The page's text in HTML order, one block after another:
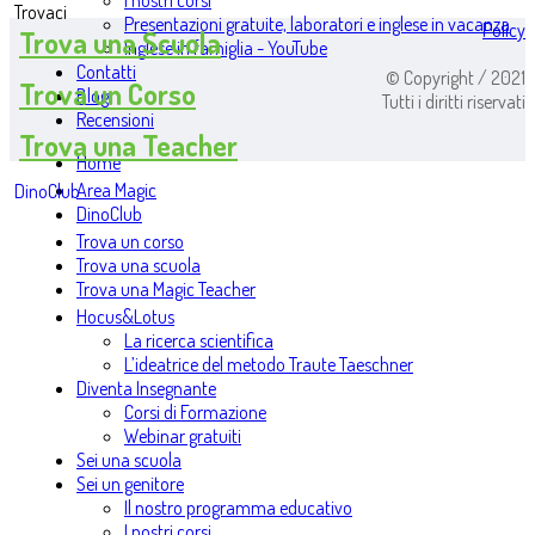
Presentazioni gratuite, laboratori e inglese in vacanza
Inglese in famiglia - YouTube
Contatti
Blog
Recensioni
Home
Area Magic
DinoClub
Trova un corso
Trova una scuola
Trova una Magic Teacher
Hocus&Lotus
La ricerca scientifica
L’ideatrice del metodo Traute Taeschner
Diventa Insegnante
Corsi di Formazione
Webinar gratuiti
Sei una scuola
Sei un genitore
Il nostro programma educativo
Trovaci
Trova una Scuola
Trova un Corso
Trova una Teacher
DinoClub
Policy
© Copyright / 2021
Tutti i diritti riservati